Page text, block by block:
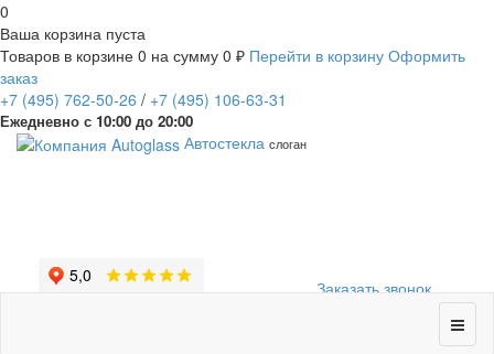
0
Ваша корзина пуста
Товаров в корзине 0 на сумму 0 ₽ Перейти в корзину Оформить
заказ
+7 (495) 762-50-26 / +7 (495) 106-63-31
Ежедневно с 10:00 до 20:00
Заказать звонок
Автостекла слоган